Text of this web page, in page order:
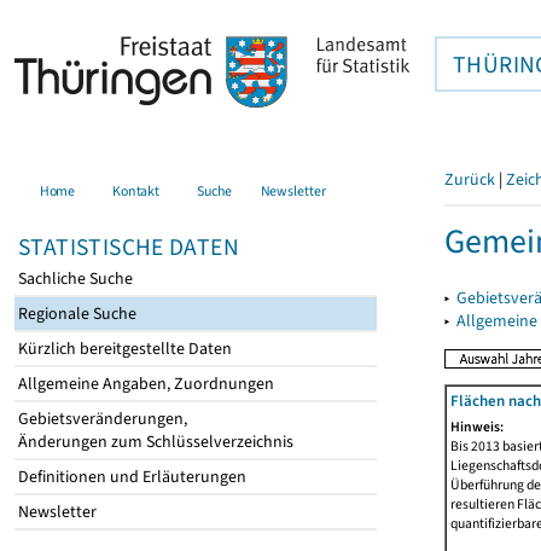
Home Kontakt Suche Newsletter
STATISTISCHE DATEN
Sachliche Suche
Regionale Suche
Kürzlich bereitgestellte Daten
Allgemeine Angaben, Zuordnungen
Gebietsveränderungen,
Änderungen zum Schlüsselverzeichnis
Definitionen und Erläuterungen
Newsletter
Zurück |
▸
▸
Flächen
Hinweis:
Bis 2013
Überführung
resultieren